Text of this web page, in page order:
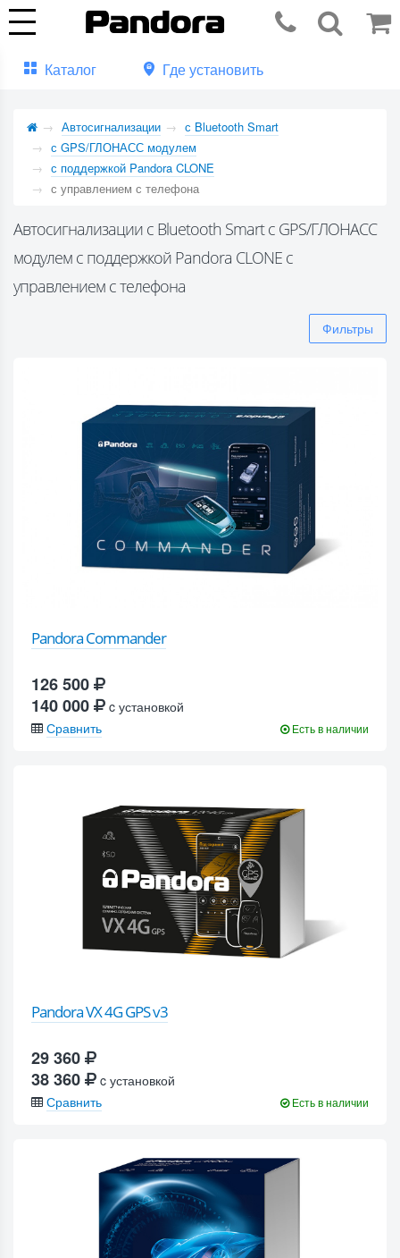
Каталог Где установить
Автосигнализации
с Bluetooth Smart
с GPS/ГЛОНАСС модулем
с поддержкой Pandora CLONE
с управлением с телефона
Автосигнализации с Bluetooth Smart с GPS/ГЛОНАСС
модулем с поддержкой Pandora CLONE с
управлением с телефона
Фильтры
Pandora Commander
126 500
140 000
c установкой
Сравнить
Есть в наличии
Pandora VX 4G GPS v3
29 360
38 360
c установкой
Сравнить
Есть в наличии